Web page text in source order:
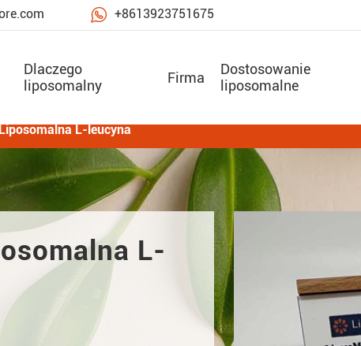
 +8613923751675
Dlaczego
liposomalny
Firma
Dostosowanie
liposomalne
L-leucyna
L-